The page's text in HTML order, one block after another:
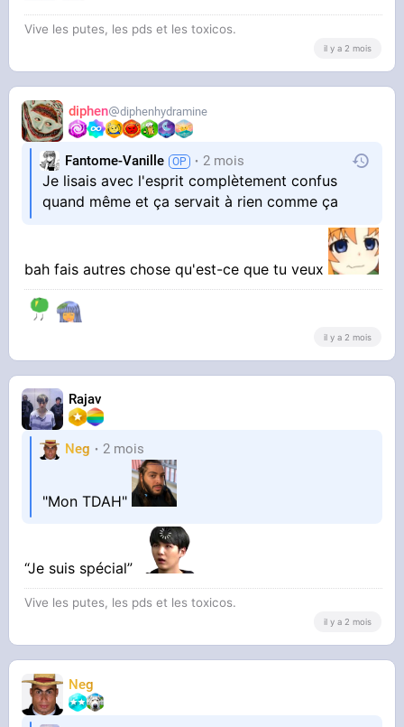
Vive les putes, les pds et les toxicos.
il y a 2 mois
diphen diphenhydramine
Fantome-Vanille 2 mois
Je lisais avec l'esprit complètement confus
quand même et ça servait à rien comme ça
bah fais autres chose qu'est-ce que tu veux
il y a 2 mois
Rajav
Neg 2 mois
"Mon TDAH"
“Je suis spécial”
Vive les putes, les pds et les toxicos.
il y a 2 mois
Neg